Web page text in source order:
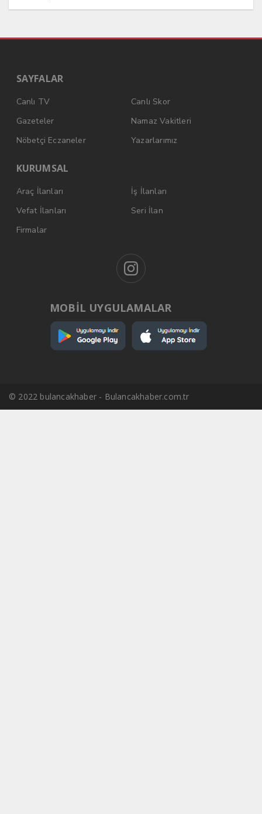
SAYFALAR
Canlı TV
Canlı Skor
Gazeteler
Namaz Vakitleri
Nöbetçi Eczaneler
Yazarlarımız
KURUMSAL
Araç İlanları
İş İlanları
Vefat İlanları
Seri İlan
Firmalar
MOBİL UYGULAMALAR
© 2022 bulancakhaber - Bulancakhaber.com.tr